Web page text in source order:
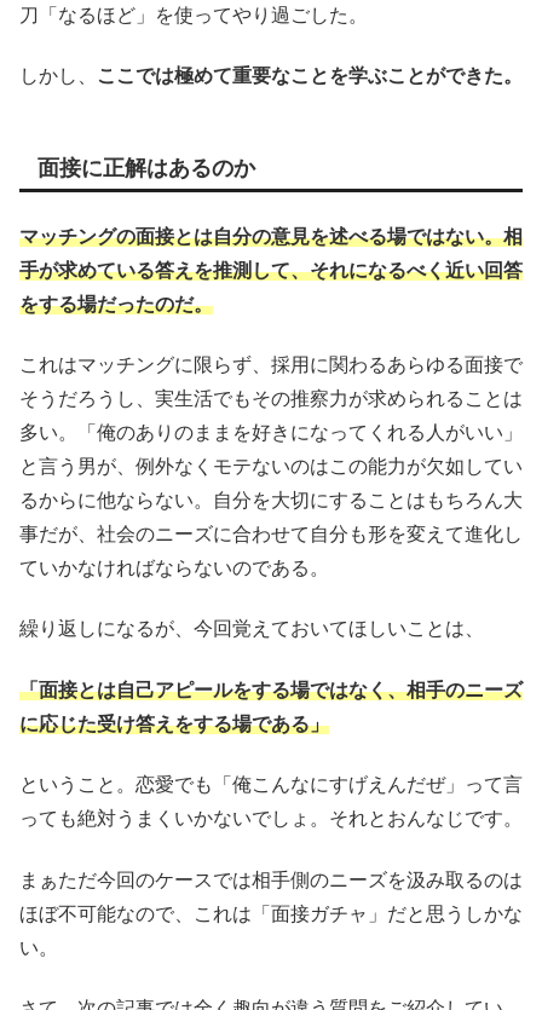
刀「なるほど」を使ってやり過ごした。
しかし、 ここでは極めて重要なことを学ぶことができた。
面接に正解はあるのか
マッチングの面接とは自分の意見を述べる場ではない。相
手が求めている答えを推測して、それになるべく近い回答
をする場だったのだ。
これはマッチングに限らず、採用に関わるあらゆる面接で
そうだろうし、実生活でもその推察力が求められることは
多い。「俺のありのままを好きになってくれる人がいい」
と言う男が、例外なくモテないのはこの能力が欠如してい
るからに他ならない。自分を大切にすることはもちろん大
事だが、社会のニーズに合わせて自分も形を変えて進化し
ていかなければならないのである。
繰り返しになるが、今回覚えておいてほしいことは、
「面接とは自己アピールをする場ではなく、相手のニーズ
に応じた受け答えをする場である」
ということ。恋愛でも「俺こんなにすげえんだぜ」って言
っても絶対うまくいかないでしょ。それとおんなじです。
まぁただ今回のケースでは相手側のニーズを汲み取るのは
ほぼ不可能なので、これは「面接ガチャ」だと思うしかな
い。